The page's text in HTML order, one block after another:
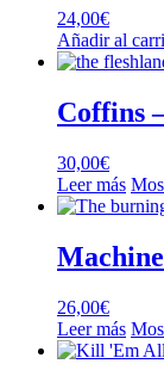
24,00€
Añadir al
Coffins
30,00€
Leer más
26,00€
Leer más